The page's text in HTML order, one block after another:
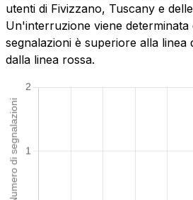
utenti di Fivizzano, Tuscany e
Un'interruzione viene
segnalazioni è superiore alla linea
dalla linea rossa.